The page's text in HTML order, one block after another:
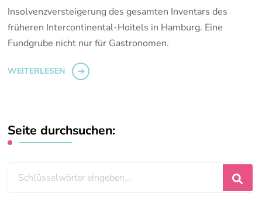
Insolvenzversteigerung des gesamten Inventars des
früheren Intercontinental-Hoitels in Hamburg. Eine
Fundgrube nicht nur für Gastronomen.
WEITERLESEN
Seite durchsuchen:
Suchst